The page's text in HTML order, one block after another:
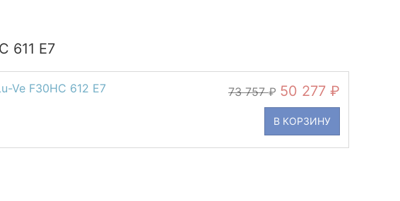
611 E7
Ve F30HC 612 E7 73 757 50 277
В КОРЗИНУ